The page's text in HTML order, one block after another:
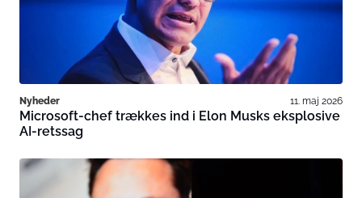
Nyheder 11. maj 2026
Microsoft-chef trækkes ind i Elon Musks eksplosive
AI-retssag